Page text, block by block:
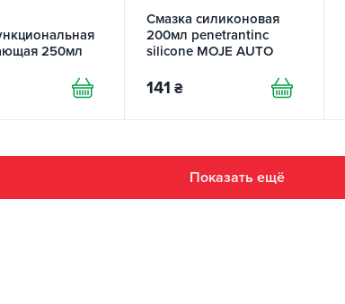
250мл
Смазка силиконовая
200мл penetrantinc
silicone MOJE AUTO
141 ₴
Показать ещё